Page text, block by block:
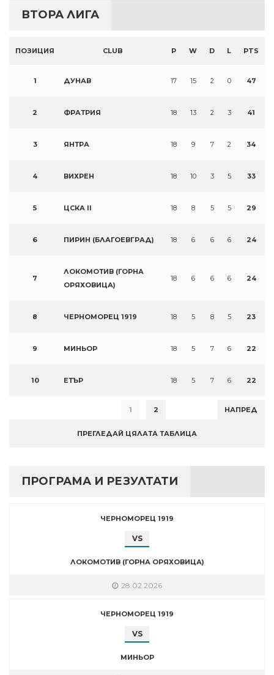
ВТОРА ЛИГА
ПОЗИЦИЯ CLUB P W D L PTS
1 ДУНАВ 17 15 2 0 47
2 ФРАТРИЯ 18 13 2 3 41
3 ЯНТРА 18 9 7 2 34
4 ВИХРЕН 18 10 3 5 33
5 ЦСКА II 18 8 5 5 29
6 ПИРИН (БЛАГОЕВГРАД) 18 6 6 6 24
7
ЛОКОМОТИВ (ГОРНА
ОРЯХОВИЦА)
18 6 6 6 24
8 ЧЕРНОМОРЕЦ 1919 18 5 8 5 23
9 МИНЬОР 18 5 7 6 22
10 ЕТЪР 18 5 7 6 22
1 2 НАПРЕД
ПРЕГЛЕДАЙ ЦЯЛАТА ТАБЛИЦА
ПРОГРАМА И РЕЗУЛТАТИ
ЧЕРНОМОРЕЦ 1919
VS
ЛОКОМОТИВ (ГОРНА ОРЯХОВИЦА)
28.02.2026
ЧЕРНОМОРЕЦ 1919
VS
МИНЬОР